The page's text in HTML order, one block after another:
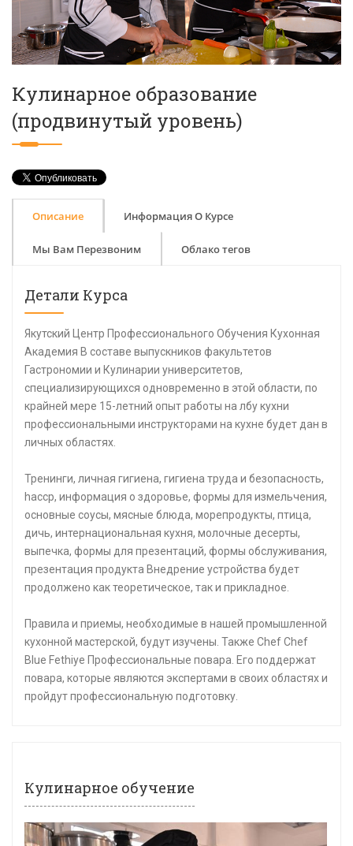
Кулинарное образование
(продвинутый уровень)
Описание Информация О Курсе
Мы Вам Перезвоним Облако тегов
Детали Курса
Якутский Центр Профессионального Обучения Кухонная
Академия В составе выпускников факультетов
Гастрономии и Кулинарии университетов,
специализирующихся одновременно в этой области, по
крайней мере 15-летний опыт работы на лбу кухни
профессиональными инструкторами на кухне будет дан в
личных областях.
Тренинги, личная гигиена, гигиена труда и безопасность,
haccp, информация о здоровье, формы для измельчения,
основные соусы, мясные блюда, морепродукты, птица,
дичь, интернациональная кухня, молочные десерты,
выпечка, формы для презентаций, формы обслуживания,
презентация продукта Внедрение устройства будет
продолжено как теоретическое, так и прикладное.
Правила и приемы, необходимые в нашей промышленной
кухонной мастерской, будут изучены. Также Chef Chef
Blue Fethiye Профессиональные повара. Его поддержат
повара, которые являются экспертами в своих областях и
пройдут профессиональную подготовку.
Кулинарное обучение